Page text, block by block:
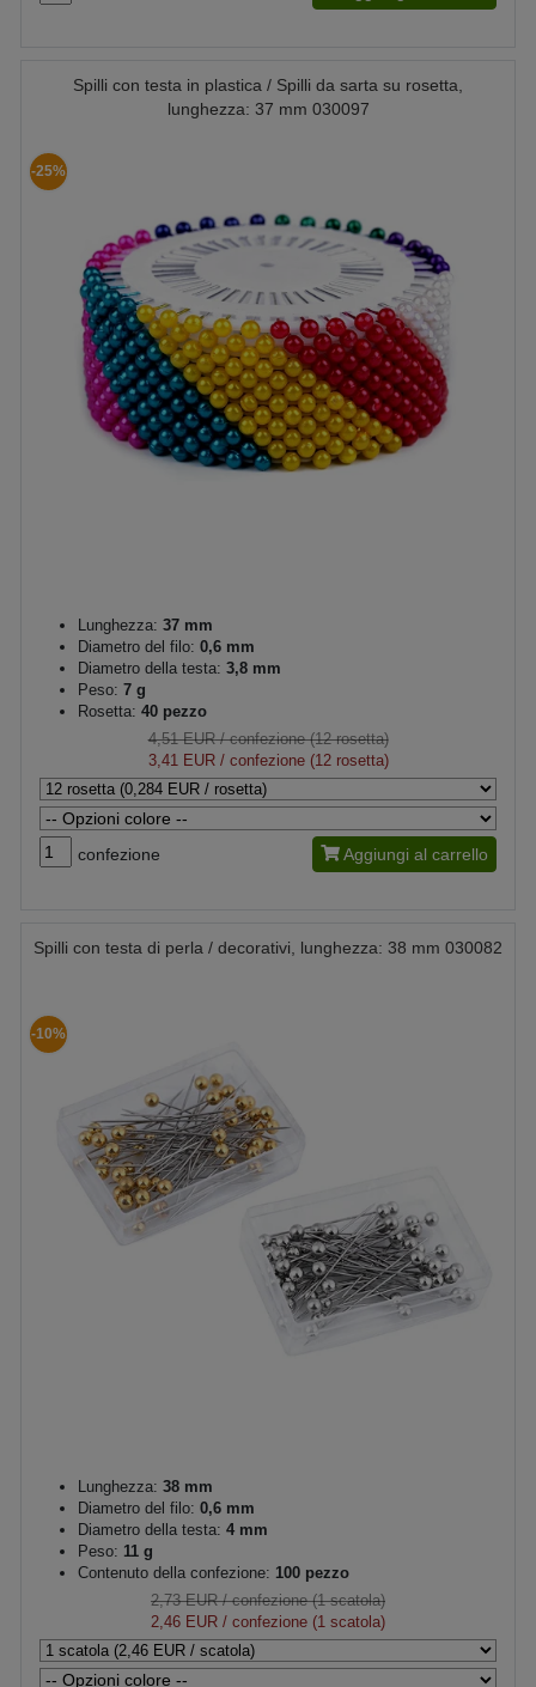
Spilli con testa in plastica / Spilli da sarta su rosetta,
lunghezza: 37 mm 030097
-25%
Lunghezza: 37 mm
Diametro del filo: 0,6 mm
Diametro della testa: 3,8 mm
Peso: 7 g
Rosetta: 40 pezzo
4,51 EUR/ confezione (12 rosetta)
3,41 EUR/ confezione (12 rosetta)
confezione Aggiungi al carrello
Spilli con testa di perla / decorativi, lunghezza: 38 mm 030082
-10%
Lunghezza: 38 mm
Diametro del filo: 0,6 mm
Diametro della testa: 4 mm
Peso: 11 g
Contenuto della confezione: 100 pezzo
2,73 EUR/ confezione (1 scatola)
2,46 EUR / confezione (1 scatola)